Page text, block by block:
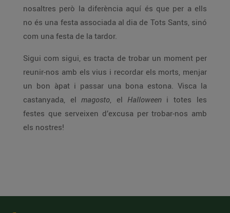
nosaltres però la diferència aquí és que per a ells
no és una festa associada al dia de Tots Sants, sinó
com una festa de la tardor.
Sigui com sigui, es tracta de trobar un moment per
reunir-nos amb els vius i recordar els morts, menjar
un bon àpat i passar una bona estona. Visca la
castanyada, el magosto, el Halloween i totes les
festes que serveixen d’excusa per trobar-nos amb
els nostres!